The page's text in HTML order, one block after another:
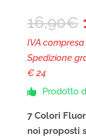
16,90€
IVA compresa
Spedizione
€ 24
 Prodotto
7 Colori
noi proposti